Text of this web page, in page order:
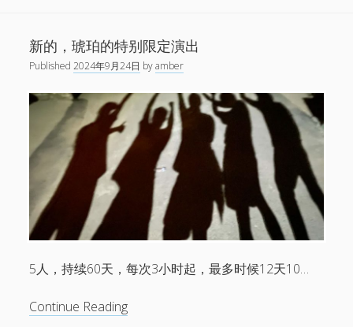
音
频
播
器
00:00
01 寒武
2.02 光年
8:06
「03 鹭屿(demo)」— AMBER
8:02
4.04 湖
8:38
5.鸟线
7:30
06 宿醉之星 7:42
专
场
演
ARCH
SPACE“先
发
声”
系
列
新的，琥珀的特别限定演出
Published2024年9月24日 byamber
5人，持续60天，每次3小时起，最多时候12天10…
Continue Reading新